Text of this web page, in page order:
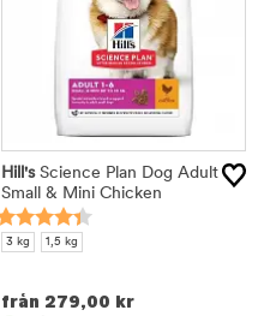
Hill'sScience Plan Dog Adult
Small & Mini Chicken
3 kg 1,5 kg
från 279,00 kr